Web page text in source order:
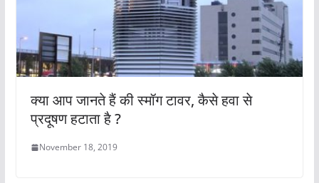
क्या आप जानते हैं की स्मॉग टावर, कैसे हवा से
प्रदूषण हटाता है ?
November 18, 2019